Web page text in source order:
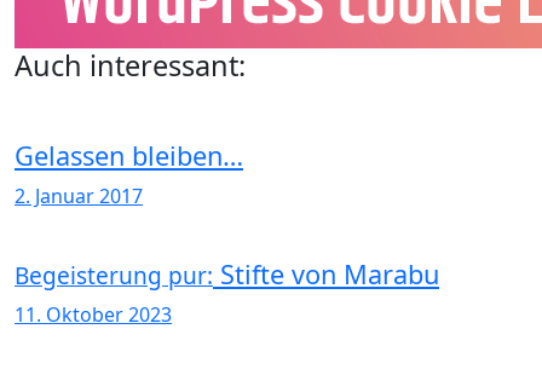
Auch interessant:
Gelassen bleiben…
2. Januar 2017
Begeisterung pur: Stifte von Marabu
11. Oktober 2023